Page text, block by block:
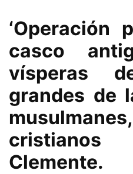
‘Operación
casco
vísperas
grandes de
Clemente.